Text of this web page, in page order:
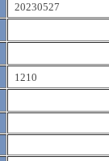
20230527
1210